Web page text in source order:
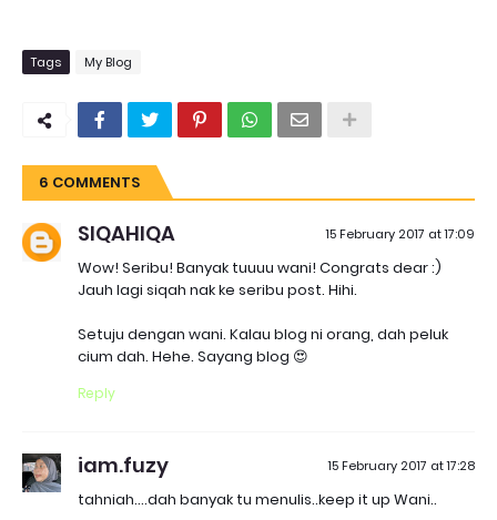
Tags My Blog
6 COMMENTS
SIQAHIQA 15 February 2017 at 17:09
Wow! Seribu! Banyak tuuuu wani! Congrats dear :)
Jauh lagi siqah nak ke seribu post. Hihi.
Setuju dengan wani. Kalau blog ni orang, dah peluk
cium dah. Hehe. Sayang blog 😍
Reply
iam.fuzy 15 February 2017 at 17:28
tahniah....dah banyak tu menulis..keep it up Wani..